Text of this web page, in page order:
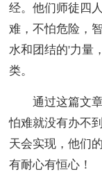
经。他们师徒四
难，不怕危险，
水和团结的'力量
类。
通过这篇文
怕难就没有办不
天会实现，他们
有耐心有恒心！